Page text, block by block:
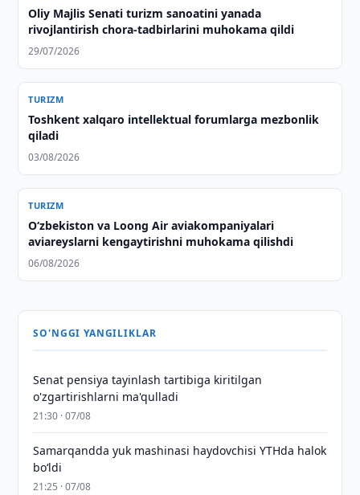
Oliy Majlis Senati turizm sanoatini yanada
rivojlantirish chora-tadbirlarini muhokama qildi
29/07/2026
TURIZM
Toshkent xalqaro intellektual forumlarga mezbonlik
qiladi
03/08/2026
TURIZM
Oʻzbekiston va Loong Air aviakompaniyalari
aviareyslarni kengaytirishni muhokama qilishdi
06/08/2026
SO'NGGI YANGILIKLAR
Senat pensiya tayinlash tartibiga kiritilgan
o'zgartirishlarni ma'qulladi
21:30 · 07/08
Samarqandda yuk mashinasi haydovchisi YTHda halok
bo‘ldi
21:25 · 07/08